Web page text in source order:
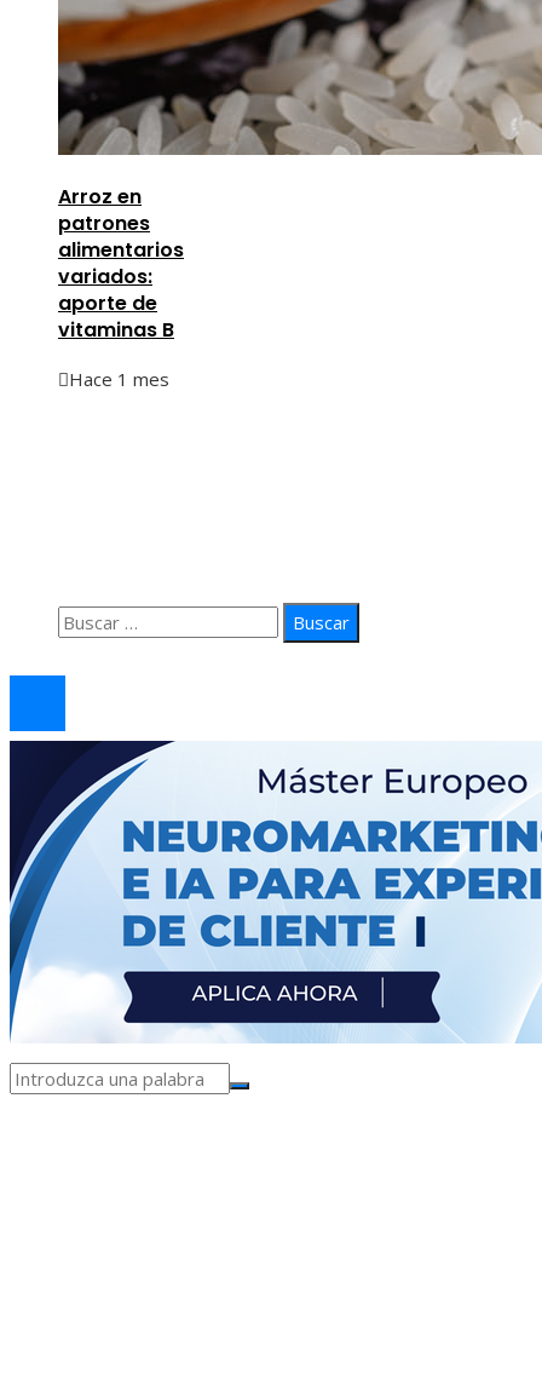
Arroz en
patrones
alimentarios
variados:
aporte de
vitaminas B
Hace 1 mes
Buscar: